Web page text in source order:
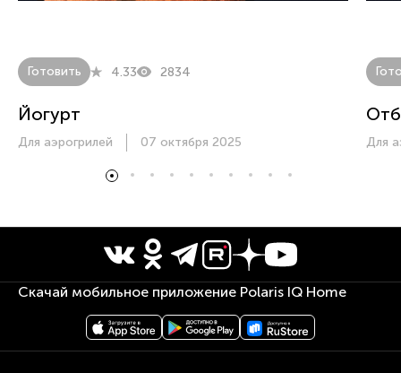
Готовить 4.33 2834
Йогурт
Для аэрогрилей 07 октября 2025 Для
Скачай мобильное приложение Polaris IQ Home